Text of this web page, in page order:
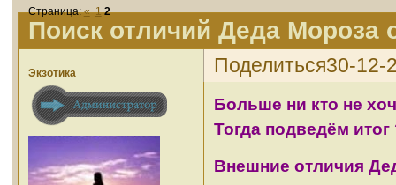
Поиск отличий Деда Мороза
Страница:« 1 2
Поделиться30-12-
Экзотика
Больше ни кто не
Тогда подведём итог
Внешние отличия